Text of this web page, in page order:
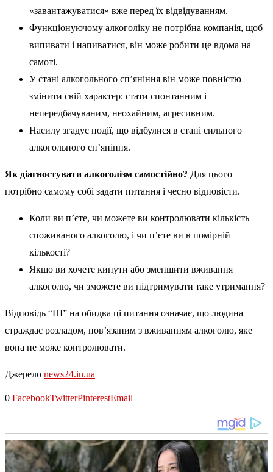
«завантажуватися» вже перед їх відвідуванням.
Функціонуючому алкоголіку не потрібна компанія, щоб
випивати і напиватися, він може робити це вдома на
самоті.
У стані алкогольного сп’яніння він може повністю
змінити свій характер: стати спонтанним і
непередбачуваним, неохайним, агресивним.
Насилу згадує події, що відбулися в стані сильного
алкогольного сп’яніння.
Як діагностувати алкоголізм самостійно? Для цього
потрібно самому собі задати питання і чесно відповісти.
Коли ви п’єте, чи можете ви контролювати кількість
споживаного алкоголю, і чи п’єте ви в помірній
кількості?
Якщо ви хочете кинути або зменшити вживання
алкоголю, чи зможете ви підтримувати таке утримання?
Відповідь “НІ” на обидва ці питання означає, що людина
страждає розладом, пов’язаним з вживанням алкоголю, яке
вона не може контролювати.
Джерело news24.in.ua
0 FacebookTwitterPinterestEmail